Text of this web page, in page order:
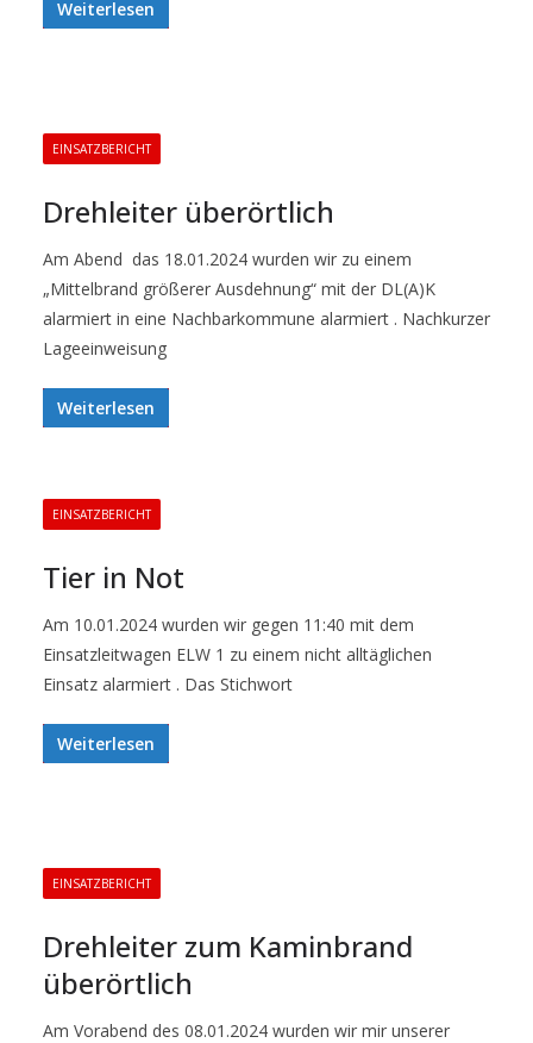
Weiterlesen
EINSATZBERICHT
Drehleiter überörtlich
Am Abend das 18.01.2024 wurden wir zu einem
„Mittelbrand größerer Ausdehnung“ mit der DL(A)K
alarmiert in eine Nachbarkommune alarmiert . Nachkurzer
Lageeinweisung
Weiterlesen
EINSATZBERICHT
Tier in Not
Am 10.01.2024 wurden wir gegen 11:40 mit dem
Einsatzleitwagen ELW 1 zu einem nicht alltäglichen
Einsatz alarmiert . Das Stichwort
Weiterlesen
EINSATZBERICHT
Drehleiter zum Kaminbrand
überörtlich
Am Vorabend des 08.01.2024 wurden wir mir unserer